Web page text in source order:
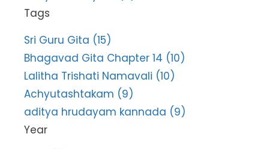
Tags
Sri Guru Gita (15)
Bhagavad Gita Chapter 14 (10)
Lalitha Trishati Namavali (10)
Achyutashtakam (9)
aditya hrudayam kannada (9)
Year